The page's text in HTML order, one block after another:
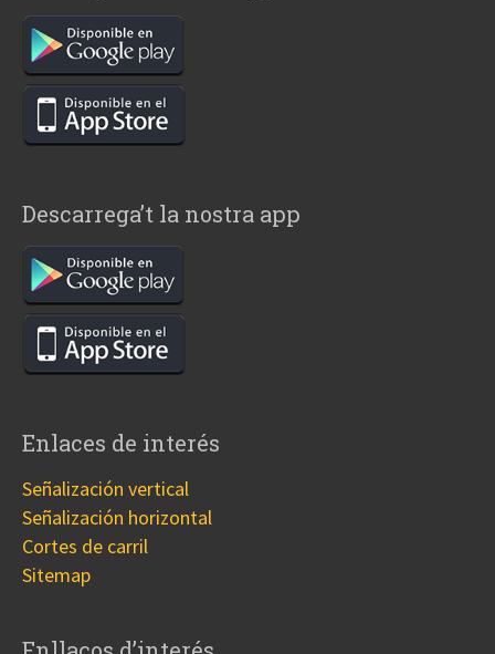
Descarrega’t la nostra app
Enlaces de interés
Señalización vertical
Señalización horizontal
Cortes de carril
Sitemap